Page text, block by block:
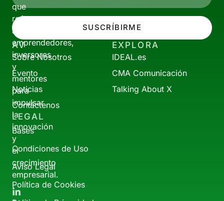
que
reúne
a
emprendedores,
inversores
y
mentores
para
impulsar
la
innovación
y
el
crecimiento
empresarial.
SUSCRÍBIRME
AV
Sobre Nosotros
Evento
Noticias
Contáctenos
EXPLORA
IDEAL.es
CMA Comunicación
Talking About X
LEGAL
Bases
Condiciones de Uso
Aviso Legal
Política de Cookies